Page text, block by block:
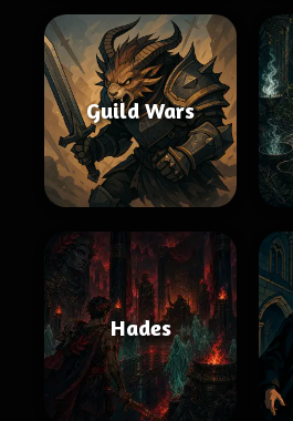
Guild Wars
Hades